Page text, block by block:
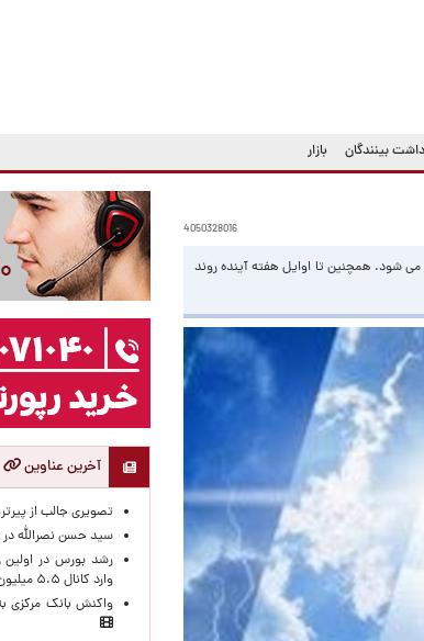
بینندگان بازار
4050328016
کشور رگبار و رعد و برق پیش بینی می شود. همچنین تا اوایل هفته آینده روند
آخرین عناوین
تصویری جالب از پیرترین
سید حسن نصرالله در
رشد بورس در
وارد کانال ۵.۵ میلیون واحد شد
واکنش بانک مرکزی